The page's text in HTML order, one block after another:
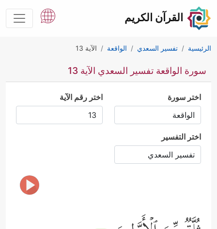
القرآن الكريم
الرئيسية تفسير السعدي الواقعة الآية 13
سورة الواقعة تفسير السعدي الآية 13
اختر سورة اختر رقم الآية
اختر التفسير